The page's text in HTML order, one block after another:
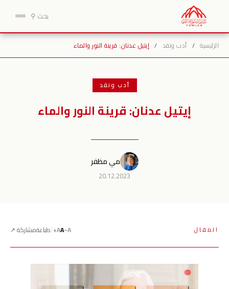
المحتوى
بحث ⚲
الرئيسية / أدب ونقد / إيتيل عدنان: قرينة النور والماء
أدب ونقد
إيتيل عدنان: قرينة النور والماء
مي مظفر
20.12.2023
المقال A−
A
A+ طباعةمشاركة ↗